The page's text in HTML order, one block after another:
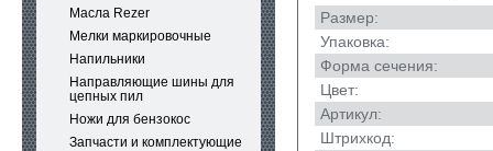
Масла Rezer
Мелки маркировочные
Напильники
Направляющие шины для
цепных пил
Ножи для бензокос
Запчасти и комплектующие
Размер:
Упаковка:
Форма сечения:
Цвет:
Артикул:
Штрихкод: